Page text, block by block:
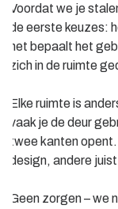
Voordat we je
de eerste keuzes:
het bepaalt het
zich in de ruimte
Elke ruimte is
vaak je de deur
twee kanten
design, andere
Geen zorgen – we